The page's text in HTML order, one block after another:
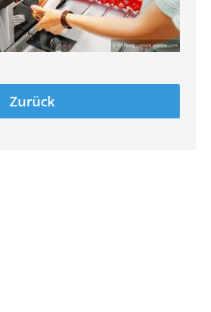
Zurück